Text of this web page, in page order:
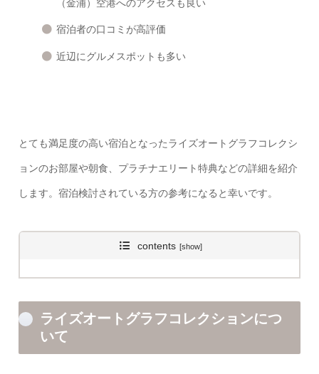
（金浦）空港へのアクセスも良い
宿泊者の口コミが高評価
近辺にグルメスポットも多い
とても満足度の高い宿泊となったライズオートグラフコレクシ
ョンのお部屋や朝食、プラチナエリート特典などの詳細を紹介
します。宿泊検討されている方の参考になると幸いです。
contents
ライズオートグラフコレクションにつ
いて